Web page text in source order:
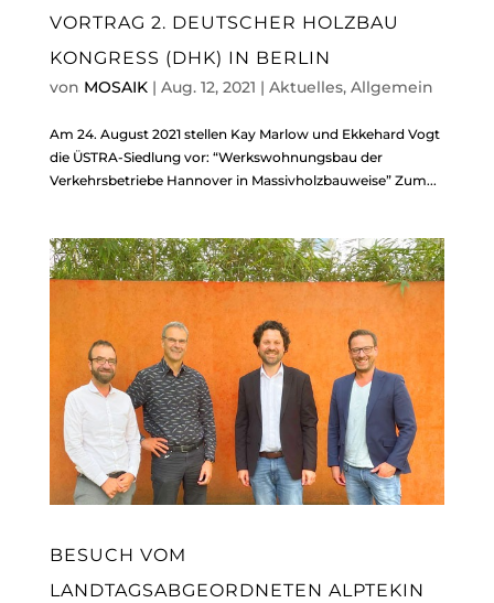
VORTRAG 2. DEUTSCHER HOLZBAU
KONGRESS (DHK) IN BERLIN
von MOSAIK| Aug. 12, 2021 | Aktuelles, Allgemein
Am 24. August 2021 stellen Kay Marlow und Ekkehard Vogt
die ÜSTRA-Siedlung vor: “Werkswohnungsbau der
Verkehrsbetriebe Hannover in Massivholzbauweise” Zum...
BESUCH VOM
LANDTAGSABGEORDNETEN ALPTEKIN